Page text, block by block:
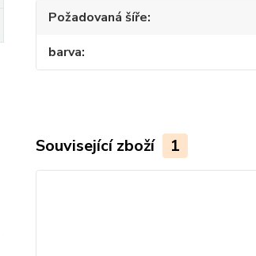
Požadovaná šíře
barva
Související zboží 1